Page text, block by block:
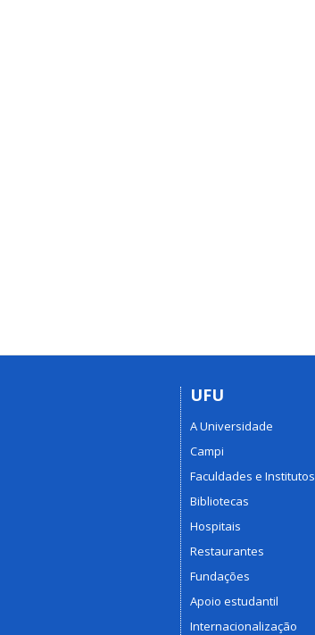
UFU
A Universidade
Campi
Faculdades e Institutos
Bibliotecas
Hospitais
Restaurantes
Fundações
Apoio estudantil
Internacionalização